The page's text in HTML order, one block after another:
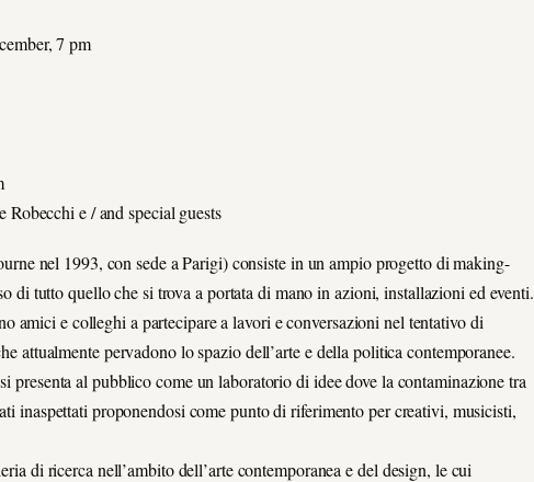
7 pm
e / and special guests
nel 1993, con sede a Parigi) consiste in un ampio progetto di making-
di tutto quello che si trova a portata di mano in azioni, installazioni ed eventi.
amici e colleghi a partecipare a lavori e conversazioni nel tentativo di
attualmente pervadono lo spazio dell’arte e della politica contemporanee.
al pubblico come un laboratorio di idee dove la contaminazione tra
inaspettati proponendosi come punto di riferimento per creativi, musicisti,
di ricerca nell’ambito dell’arte contemporanea e del design, le cui